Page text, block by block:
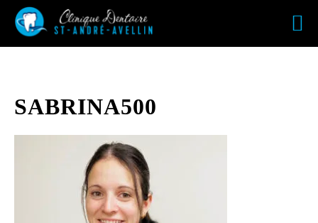
SABRINA500